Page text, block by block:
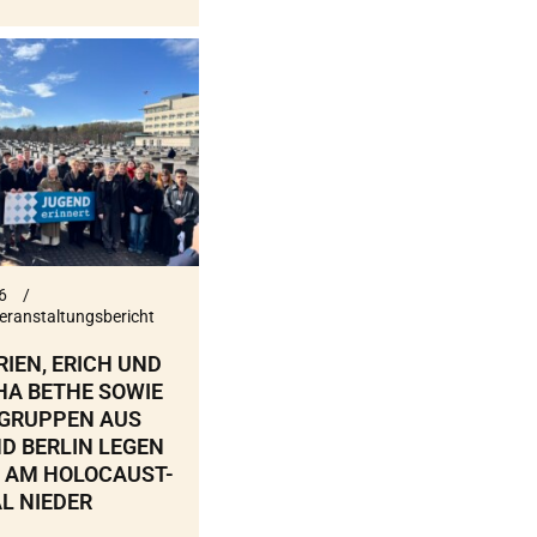
ERICH UND
BETHE SOWIE
AUS
BERLIN LEGEN
HOLOCAUST-
NIEDER